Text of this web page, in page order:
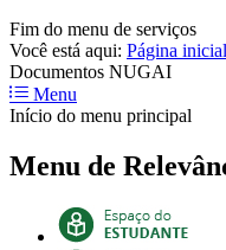
Fim do menu de serviços
Você está aqui: Página inicial
Documentos NUGAI
Menu
Início do menu principal
Menu de